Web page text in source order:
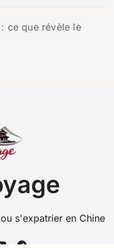
ce que révèle le
s'expatrier en Chine